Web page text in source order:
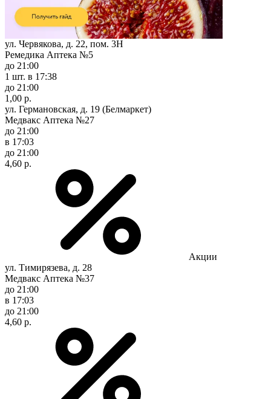
ул. Червякова, д. 22, пом. 3Н
Ремедика Аптека №5
до 21:00
1 шт. в 17:38
до 21:00
1,00 р.
ул. Германовская, д. 19 (Белмаркет)
Медвакс Аптека №27
до 21:00
в 17:03
до 21:00
4,60 р.
Акции
ул. Тимирязева, д. 28
Медвакс Аптека №37
до 21:00
в 17:03
до 21:00
4,60 р.